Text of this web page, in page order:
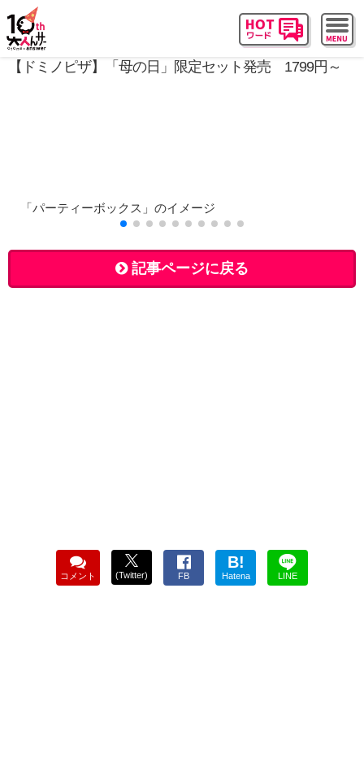
【ドミノピザ】「母の日」限定セット発売 1799円～
「パーティーボックス」のイメージ
記事ページに戻る
コメント (Twitter) FB
B!
Hatena LINE